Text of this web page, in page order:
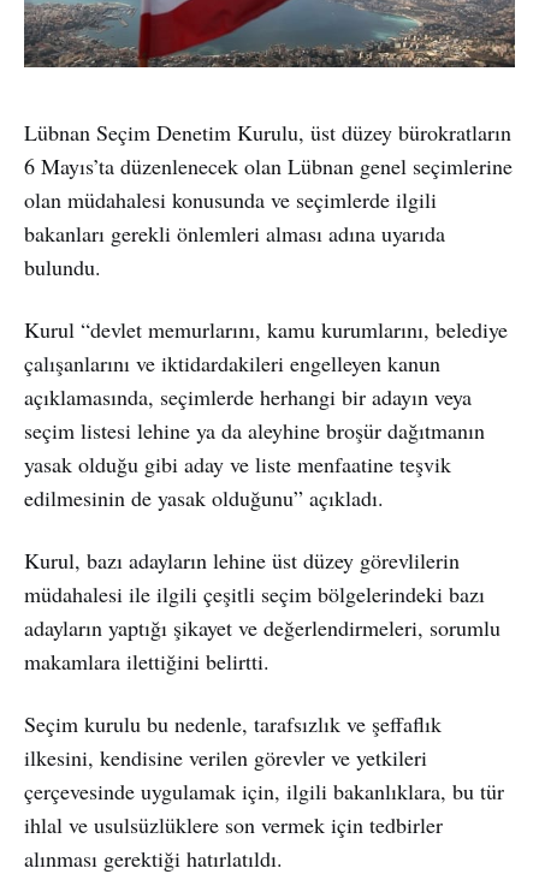
Lübnan Seçim Denetim Kurulu, üst düzey bürokratların
6 Mayıs’ta düzenlenecek olan Lübnan genel seçimlerine
olan müdahalesi konusunda ve seçimlerde ilgili
bakanları gerekli önlemleri alması adına uyarıda
bulundu.
Kurul “devlet memurlarını, kamu kurumlarını, belediye
çalışanlarını ve iktidardakileri engelleyen kanun
açıklamasında, seçimlerde herhangi bir adayın veya
seçim listesi lehine ya da aleyhine broşür dağıtmanın
yasak olduğu gibi aday ve liste menfaatine teşvik
edilmesinin de yasak olduğunu” açıkladı.
Kurul, bazı adayların lehine üst düzey görevlilerin
müdahalesi ile ilgili çeşitli seçim bölgelerindeki bazı
adayların yaptığı şikayet ve değerlendirmeleri, sorumlu
makamlara ilettiğini belirtti.
Seçim kurulu bu nedenle, tarafsızlık ve şeffaflık
ilkesini, kendisine verilen görevler ve yetkileri
çerçevesinde uygulamak için, ilgili bakanlıklara, bu tür
ihlal ve usulsüzlüklere son vermek için tedbirler
alınması gerektiği hatırlatıldı.